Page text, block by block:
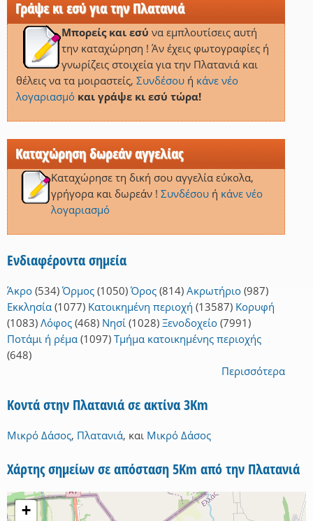
Γράψε κι εσύ για την Πλατανιά
Μπορείς και εσύ να εμπλουτίσεις αυτή
την καταχώρηση ! Άν έχεις φωτογραφίες ή
γνωρίζεις στοιχεία για την Πλατανιά και
θέλεις να τα μοιραστείς, Συνδέσουή κάνε νέο
λογαριασμό και γράψε κι εσύ τώρα!
Καταχώρηση δωρεάν αγγελίας
Καταχώρησε τη δική σου αγγελία εύκολα,
γρήγορα και δωρεάν ! Συνδέσουή κάνε νέο
λογαριασμό
Ενδιαφέροντα σημεία
Άκρο (534) Όρμος (1050) Όρος (814) Ακρωτήριο (987)
Εκκλησία (1077) Κατοικημένη περιοχή (13587) Κορυφή
(1083) Λόφος (468) Νησί (1028) Ξενοδοχείο (7991)
Ποτάμι ή ρέμα (1097) Τμήμα κατοικημένης περιοχής
(648)
Περισσότερα
Κοντά στην Πλατανιά σε ακτίνα 3Km
Μικρό Δάσος, Πλατανιά, και Μικρό Δάσος
Χάρτης σημείων σε απόσταση 5Km από την Πλατανιά
+